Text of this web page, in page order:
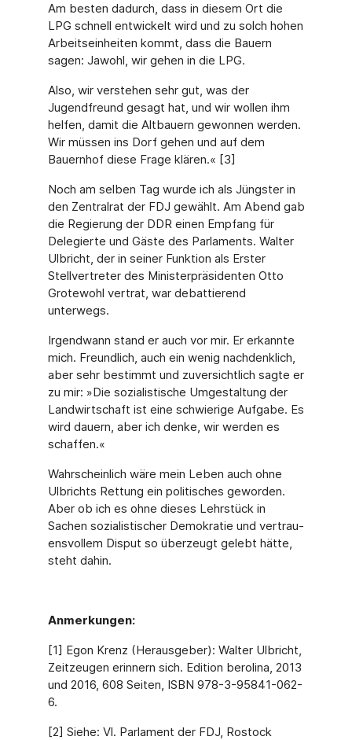
Am besten dadurch, dass in diesem Ort die
LPG schnell entwickelt wird und zu solch hohen
Arbeitseinheiten kommt, dass die Bauern
sagen: Jawohl, wir gehen in die LPG.
Also, wir verstehen sehr gut, was der
Jugendfreund gesagt hat, und wir wollen ihm
helfen, damit die Altbauern gewonnen werden.
Wir müssen ins Dorf gehen und auf dem
Bauernhof diese Frage klären.« [3]
Noch am selben Tag wurde ich als Jüngster in
den Zentralrat der FDJ gewählt. Am Abend gab
die Regierung der DDR einen Empfang für
Delegierte und Gäste des Parlaments. Wal­ter
Ulbricht, der in seiner Funktion als Erster
Stellvertreter des Ministerpräsidenten Otto
Grotewohl vertrat, war debattierend
unterwegs.
Irgendwann stand er auch vor mir. Er erkannte
mich. Freundlich, auch ein wenig nachdenk­lich,
aber sehr bestimmt und zuversichtlich sagte er
zu mir: »Die sozialistische Umgestal­tung der
Landwirtschaft ist eine schwierige Aufgabe. Es
wird dauern, aber ich denke, wir werden es
schaffen.«
Wahrscheinlich wäre mein Leben auch ohne
Ulbrichts Rettung ein politisches geworden.
Aber ob ich es ohne dieses Lehrstück in
Sachen sozialistischer Demokratie und vertrau­
ensvollem Disput so überzeugt gelebt hätte,
steht dahin.
Anmerkungen:
[1] Egon Krenz (Herausgeber): Walter Ulbricht,
Zeitzeugen erinnern sich. Edition berolina, 2013
und 2016, 608 Seiten, ISBN 978-3-95841-062-
6.
[2] Siehe: Vl. Parlament der FDJ, Rostock